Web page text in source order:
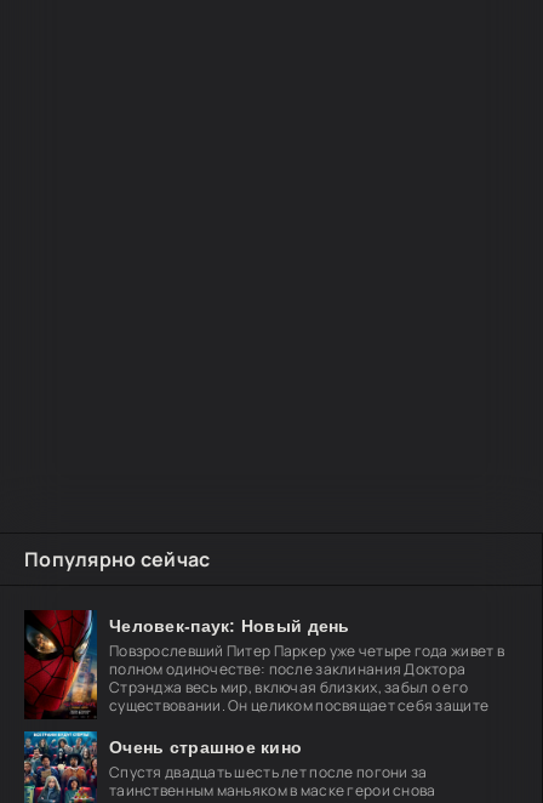
Популярно сейчас
Человек-паук: Новый день
Повзрослевший Питер Паркер уже четыре года живет в
полном одиночестве: после заклинания Доктора
Стрэнджа весь мир, включая близких, забыл о его
существовании. Он целиком посвящает себя защите
Очень страшное кино
Спустя двадцать шесть лет после погони за
таинственным маньяком в маске герои снова